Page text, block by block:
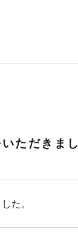
ただきまし
た。